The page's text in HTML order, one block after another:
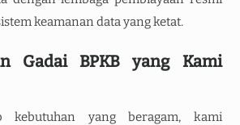
keamanan data yang ketat.
Gadai BPKB yang Kami
kebutuhan yang beragam, kami